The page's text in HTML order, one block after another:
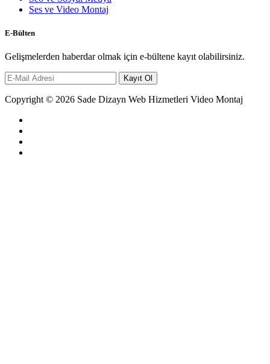
Ses ve Video Montaj
E-Bülten
Gelişmelerden haberdar olmak için e-bültene kayıt olabilirsiniz.
Kayıt Ol
Copyright © 2026 Sade Dizayn Web Hizmetleri Video Montaj